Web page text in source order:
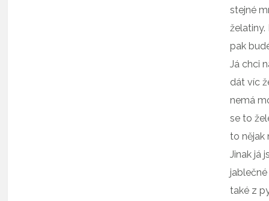
stejné
želatiny.
pak
Já chci
dát víc
nemá
se to
to nějak
Jinak já
také z